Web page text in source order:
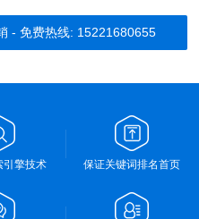
- 免费热线: 15221680655
引擎技术 保证关键词排名首页